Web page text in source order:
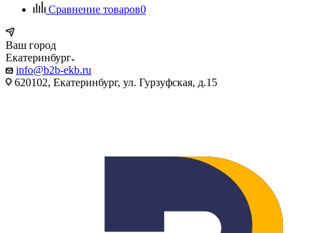
Сравнение товаров0
Ваш город
Екатеринбург
info@b2b-ekb.ru
620102, Екатеринбург, ул. Гурзуфская, д.15